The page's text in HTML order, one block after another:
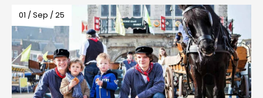
01 / Sep / 25